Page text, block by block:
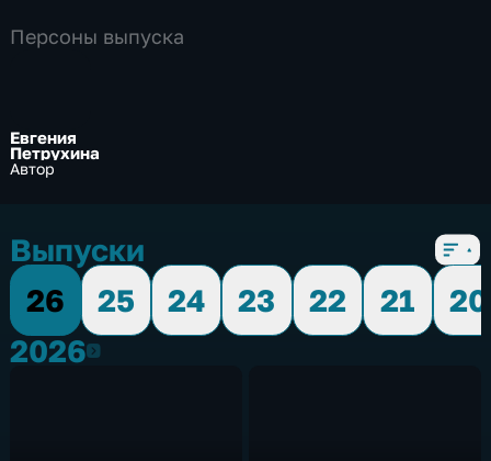
Персоны выпуска
Евгения
Петрухина
Автор
Выпуски
26
25 24 23 22 21
20
20262026